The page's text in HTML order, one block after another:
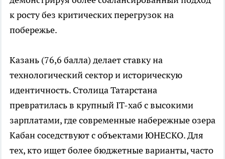
к росту без критических перегрузок на
побережье.
Казань (76,6 балла) делает ставку на
технологический сектор и историческую
идентичность. Столица Татарстана
превратилась в крупный IT-хаб с высокими
зарплатами, где современные набережные озера
Кабан соседствуют с объектами ЮНЕСКО. Для
тех, кто ищет более бюджетные варианты, часто